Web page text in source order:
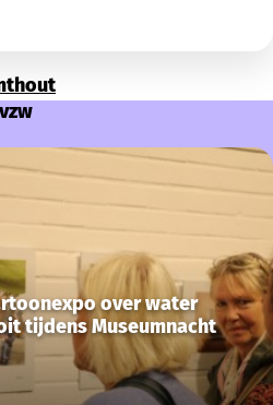
over water
tijdens Museumnacht